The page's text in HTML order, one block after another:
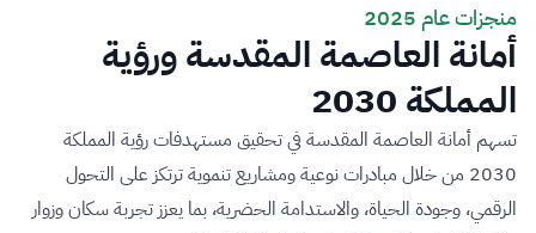
منجزات عام 2025
أمانة العاصمة المقدسة ورؤية
المملكة 2030
تسهم أمانة العاصمة المقدسة في تحقيق مستهدفات رؤية المملكة
2030 من خلال مبادرات نوعية ومشاريع تنموية ترتكز على التحول
الرقمي، وجودة الحياة، والاستدامة الحضرية، بما يعزز تجربة سكان وزوار